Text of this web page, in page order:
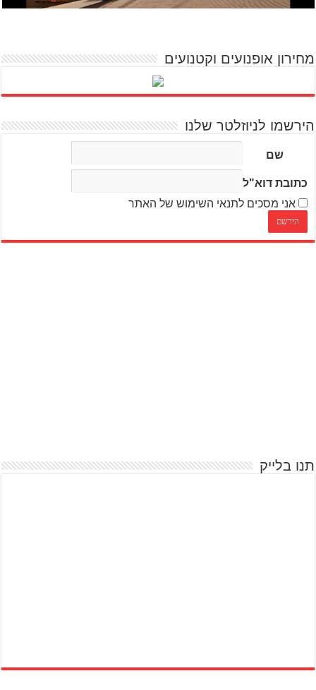
מחירון אופנועים וקטנועים
הירשמו לניוזלטר שלנו
שם
כתובת דוא"ל
אני מסכים לתנאי השימוש של האתר
תנו בלייק